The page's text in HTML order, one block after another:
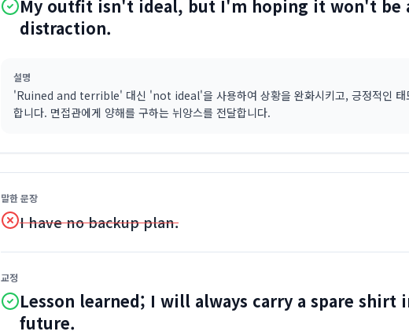
My outfit isn't ideal, but I'm hoping it won't be
distraction.
설명
'Ruined and terrible' 대신 'not ideal'을 사용하여 상황을 완화시키고, 긍정적인 태
합니다. 면접관에게 양해를 구하는 뉘앙스를 전달합니다.
말한 문장
I have no backup plan.
교정
Lesson learned; I will always carry a spare shirt
future.